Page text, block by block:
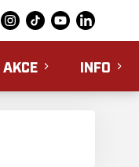
Instagram
TikTokYouTubeLinkedIn
AKCE INFO